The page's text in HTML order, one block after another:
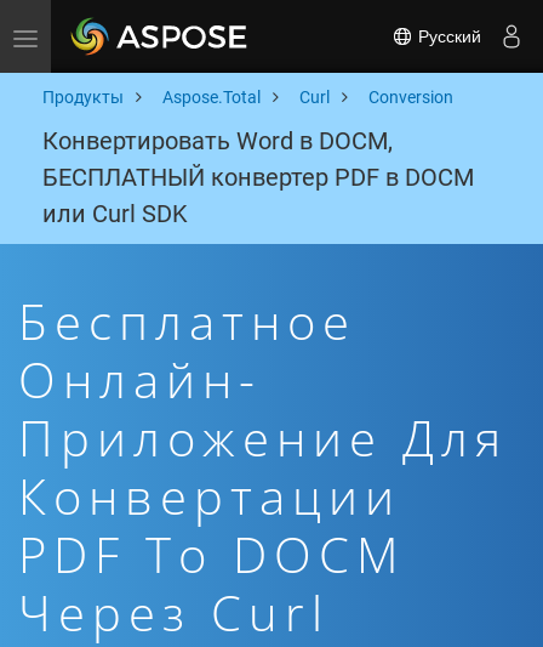
Toggle navigation Русский
Продукты Aspose.Total Curl Conversion
Конвертировать Word в DOCM,
БЕСПЛАТНЫЙ конвертер PDF в DOCM
или Curl SDK
Бесплатное
Онлайн-
Приложение Для
Конвертации
PDF To DOCM
Через Curl